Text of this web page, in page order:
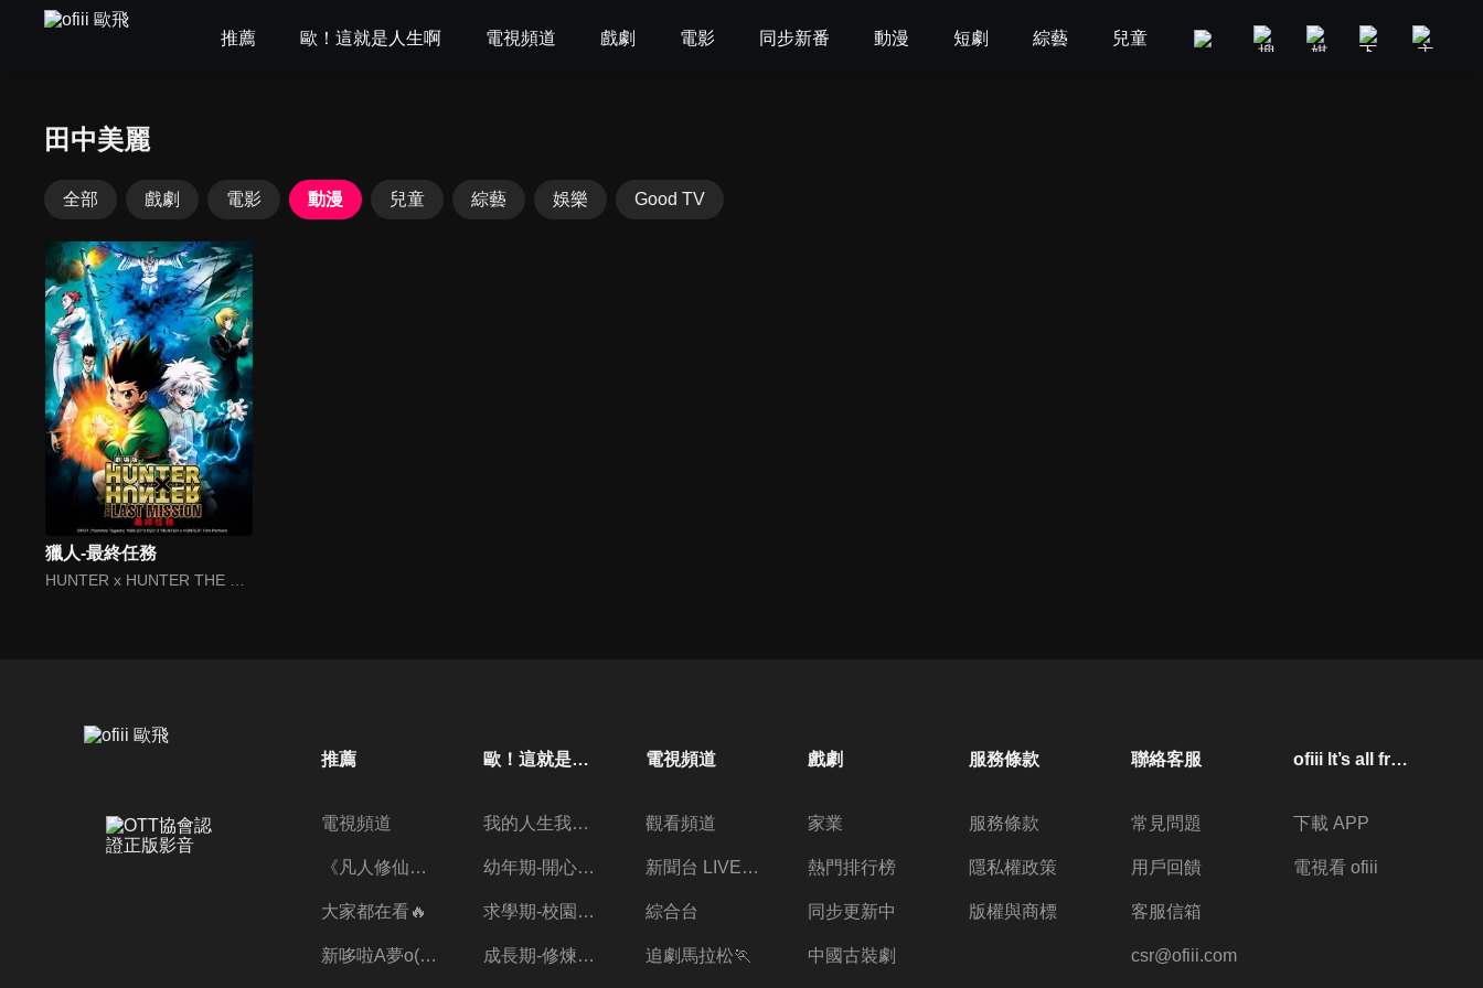
推薦 歐！這就是人生啊 電視頻道 戲劇 電影 同步新番 動漫 短劇 綜藝 兒童 GOOD TV 娛樂 美食旅遊
田中美麗
全部 戲劇 電影 動漫 兒童 綜藝 娛樂 Good TV
獵人-最終任務
推薦
電視頻道
《凡人修仙傳》第五季全新開播✨
大家都在看🔥
新哆啦A夢o((ﾐﾟｴﾟﾐ))o
歐！這就是人生啊
我的人生我做主
幼年期-開心放暑假
求學期-校園三兩事
成長期-修煉愛情的心酸
電視頻道
觀看頻道
新聞台 LIVE 直播
綜合台
追劇馬拉松🏃
戲劇
家業
熱門排行榜
同步更新中
中國古裝劇
服務條款
服務條款
隱私權政策
版權與商標
聯絡客服
常見問題
用戶回饋
客服信箱
csr@ofiii.com
ofiii lt’s all free
下載 APP
電視看 ofiii